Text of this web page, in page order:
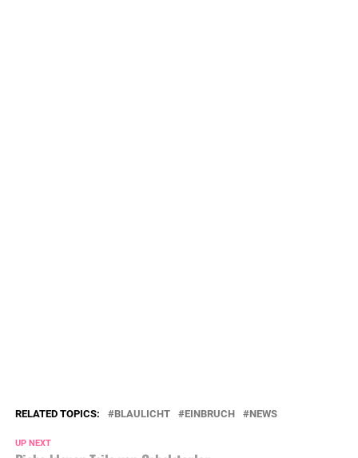
RELATED TOPICS: BLAULICHT EINBRUCH NEWS
UP NEXT